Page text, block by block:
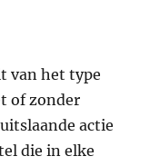
van het type
of zonder
actie
die in elke